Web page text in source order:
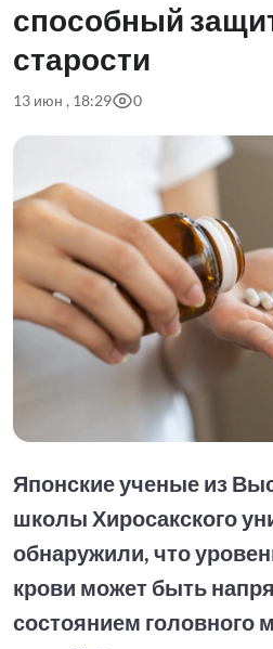
способный
старости
13 июн , 18:29 0
Японские ученые из
школы Хиросакского
обнаружили, что
крови может быть
состоянием головного